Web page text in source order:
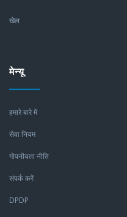
खेल
मेन्यू
हमारे बारे में
सेवा नियम
गोपनीयता नीति
संपर्क करें
DPDP